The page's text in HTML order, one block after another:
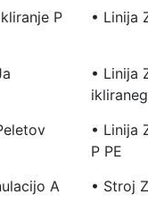
P
• Linija
• Linija
• Linija
P PE
A
• Stroj